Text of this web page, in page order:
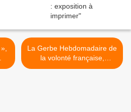
La Gerbe Hebdomadaire de
la volonté française,
21/8/1941. >